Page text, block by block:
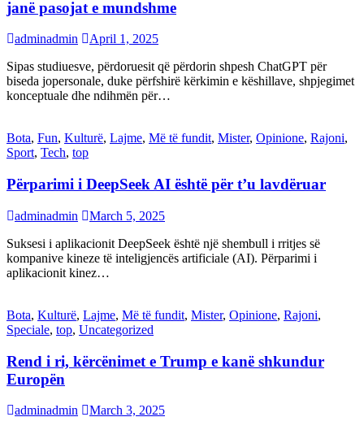
janë pasojat e mundshme
adminadmin
April 1, 2025
Sipas studiuesve, përdoruesit që përdorin shpesh ChatGPT për
biseda jopersonale, duke përfshirë kërkimin e këshillave, shpjegimet
konceptuale dhe ndihmën për…
Bota, Fun, Kulturë, Lajme, Më të fundit, Mister, Opinione, Rajoni,
Sport, Tech, top
Përparimi i DeepSeek AI është për t’u lavdëruar
adminadmin
March 5, 2025
Suksesi i aplikacionit DeepSeek është një shembull i rritjes së
kompanive kineze të inteligjencës artificiale (AI). Përparimi i
aplikacionit kinez…
Bota, Kulturë, Lajme, Më të fundit, Mister, Opinione, Rajoni,
Speciale, top, Uncategorized
Rend i ri, kërcënimet e Trump e kanë shkundur
Europën
adminadmin
March 3, 2025